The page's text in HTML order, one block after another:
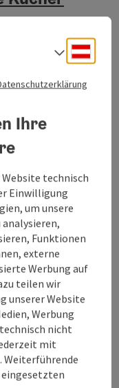
ist bekannt
und faire Preise.
Ihre
technisch
Einwilligung
um unsere
Funktionen
externe
Werbung auf
teilen wir
unserer Website
Werbung
nicht
mit
Weiterführende
eingesetzten